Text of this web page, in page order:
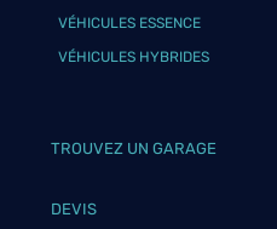
VÉHICULES ESSENCE
VÉHICULES HYBRIDES
TROUVEZ UN GARAGE
DEVIS